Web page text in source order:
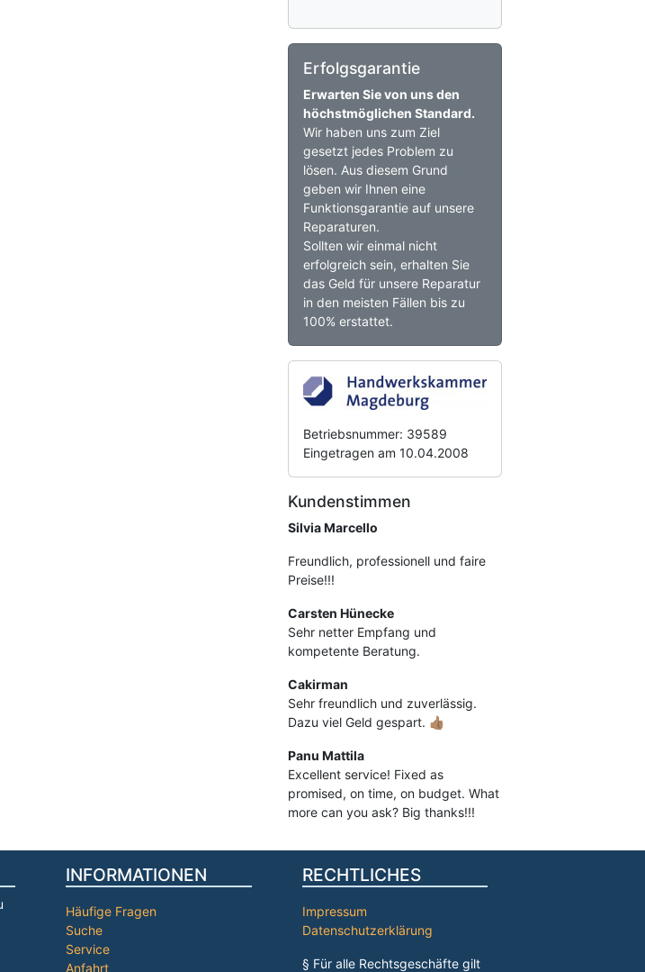
Erfolgsgarantie
Erwarten Sie von uns den
höchstmöglichen Standard.
Wir haben uns zum Ziel
gesetzt jedes Problem zu
lösen. Aus diesem Grund
geben wir Ihnen eine
Funktionsgarantie auf unsere
Reparaturen.
Sollten wir einmal nicht
erfolgreich sein, erhalten Sie
das Geld für unsere Reparatur
in den meisten Fällen bis zu
100% erstattet.
Betriebsnummer: 39589
Eingetragen am 10.04.2008
Kundenstimmen
Silvia Marcello
Freundlich, professionell und faire
Preise!!!
Carsten Hünecke
Sehr netter Empfang und
kompetente Beratung.
Cakirman
Sehr freundlich und zuverlässig.
Dazu viel Geld gespart. 👍🏽
Panu Mattila
Excellent service! Fixed as
promised, on time, on budget. What
more can you ask? Big thanks!!!
INFORMATIONEN
Häufige Fragen
Suche
Service
Anfahrt
RECHTLICHES
Impressum
Datenschutzerklärung
§ Für alle Rechtsgeschäfte gilt